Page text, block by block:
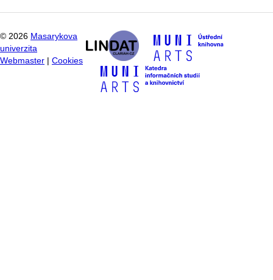
© 2026 Masarykova
univerzita
Webmaster
Cookies